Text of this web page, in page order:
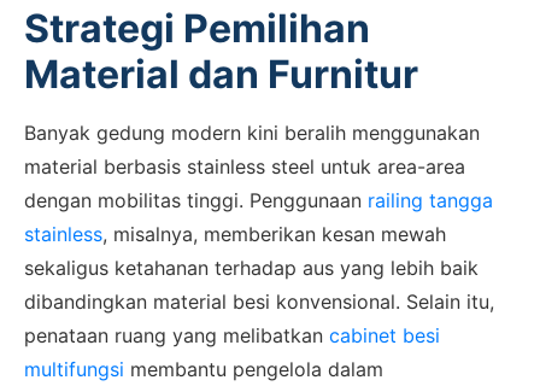
Strategi Pemilihan
Material dan Furnitur
Banyak gedung modern kini beralih menggunakan
material berbasis stainless steel untuk area-area
dengan mobilitas tinggi. Penggunaan railing tangga
stainless, misalnya, memberikan kesan mewah
sekaligus ketahanan terhadap aus yang lebih baik
dibandingkan material besi konvensional. Selain itu,
penataan ruang yang melibatkan cabinet besi
multifungsi membantu pengelola dalam